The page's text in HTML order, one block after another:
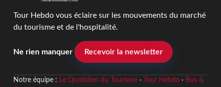
Tour Hebdo vous éclaire sur les mouvements du marché
du tourisme et de l'hospitalité.
Ne rien manquer Recevoir la newsletter
Notre équipe : Le Quotidien du Tourisme· Tour Hebdo· Bus &